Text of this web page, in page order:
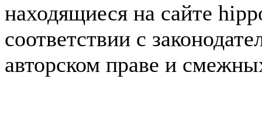
находящиеся на сайте
соответствии с
авторском праве и